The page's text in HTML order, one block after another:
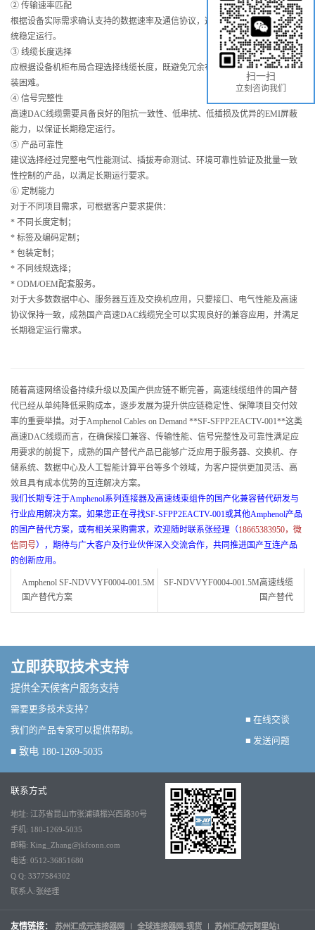
② 传输速率匹配
根据设备实际需求确认支持的数据速率及通信协议，避免因速率不匹配影响系
统稳定运行。
③ 线缆长度选择
应根据设备机柜布局合理选择线缆长度，既避免冗余布线，也防止过短造成安
装困难。
④ 信号完整性
高速DAC线缆需要具备良好的阻抗一致性、低串扰、低插损及优异的EMI屏蔽
能力，以保证长期稳定运行。
⑤ 产品可靠性
建议选择经过完整电气性能测试、插拔寿命测试、环境可靠性验证及批量一致
性控制的产品，以满足长期运行要求。
⑥ 定制能力
对于不同项目需求，可根据客户要求提供：
* 不同长度定制；
* 标签及编码定制；
* 包装定制；
* 不同线规选择；
* ODM/OEM配套服务。
对于大多数数据中心、服务器互连及交换机应用，只要接口、电气性能及高速
协议保持一致，成熟国产高速DAC线缆完全可以实现良好的兼容应用，并满足
长期稳定运行需求。
随着高速网络设备持续升级以及国产供应链不断完善，高速线缆组件的国产替
代已经从单纯降低采购成本，逐步发展为提升供应链稳定性、保障项目交付效
率的重要举措。对于Amphenol Cables on Demand **SF-SFPP2EACTV-001**这类
高速DAC线缆而言，在确保接口兼容、传输性能、信号完整性及可靠性满足应
用要求的前提下，成熟的国产替代产品已能够广泛应用于服务器、交换机、存
储系统、数据中心及人工智能计算平台等多个领域，为客户提供更加灵活、高
效且具有成本优势的互连解决方案。
我们长期专注于Amphenol系列连接器及高速线束组件的国产化兼容替代研发与
行业应用解决方案。如果您正在寻找SF-SFPP2EACTV-001或其他Amphenol产品
的国产替代方案，或有相关采购需求，欢迎随时联系张经理（18665383950，微
信同号），期待与广大客户及行业伙伴深入交流合作，共同推进国产互连产品
的创新应用。
Amphenol SF-NDVVYF0004-001.5M
国产替代方案
SF-NDVVYF0004-001.5M高速线缆
国产替代
立即获取技术支持
提供全天候客户服务支持
需要更多技术支持？
我们的产品专家可以提供帮助。
■ 致电 180-1269-5035
■ 在线交谈
■ 发送问题
联系方式
地址: 江苏省昆山市张浦镇振兴西路30号
手机: 180-1269-5035
邮箱: King_Zhang@jkfconn.com
电话: 0512-36851680
Q Q: 3377584302
联系人:张经理
友情链接： 苏州汇成元连接器网 全球连接器网-现货 苏州汇成元阿里站1
扫一扫
立刻咨询我们